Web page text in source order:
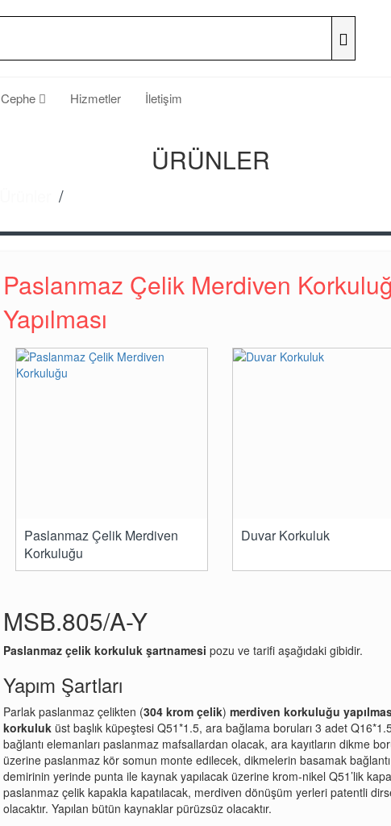
Cephe Hizmetler İletişim
ÜRÜNLER
Paslanmaz Çelik Merdiven
Yapılması
Paslanmaz Çelik Merdiven
Korkuluğu
Duvar Korkuluk
MSB.805/A-Y
Paslanmaz çelik korkuluk şartnamesi pozu ve tarifi aşağıdaki gibidir.
Yapım Şartları
Parlak paslanmaz çelikten (304 krom çelik) merdiven korkuluğu
korkuluküst başlık küpeştesi Q51*1.5, ara bağlama boruları 3 adet
bağlantı elemanları paslanmaz mafsallardan olacak, ara kayıtların dikme
üzerine paslanmaz kör somun monte edilecek, dikmelerin basamak
demirinin yerinde punta ile kaynak yapılacak üzerine krom-nikel Q51’lik
paslanmaz çelik kapakla kapatılacak, merdiven dönüşüm yerleri patentli
olacaktır. Yapılan bütün kaynaklar pürüzsüz olacaktır.